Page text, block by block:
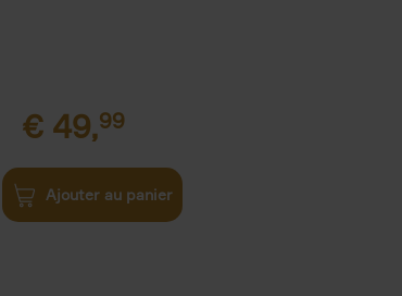
€ 49,99
Ajouter au panier